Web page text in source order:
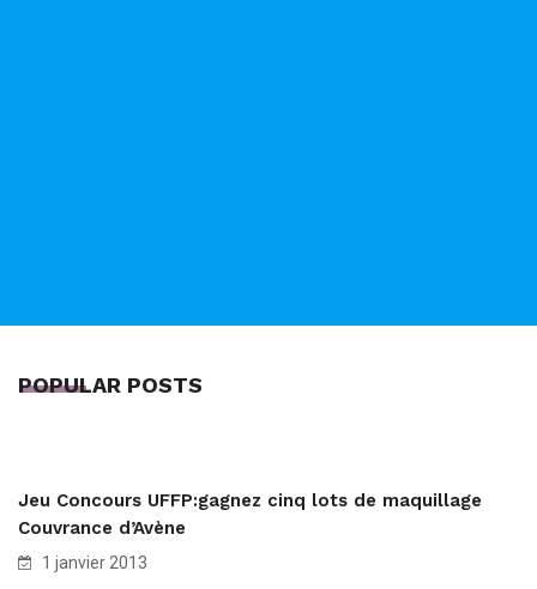
POPULAR POSTS
Jeu Concours UFFP:gagnez cinq lots de maquillage
Couvrance d’Avène
1 janvier 2013